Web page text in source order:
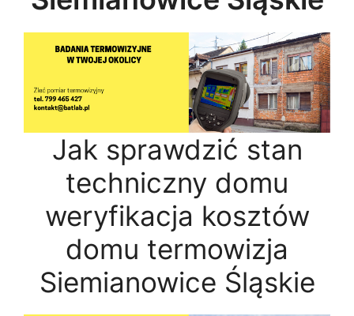
Jak sprawdzić stan
techniczny domu
weryfikacja kosztów
domu termowizja
Siemianowice Śląskie